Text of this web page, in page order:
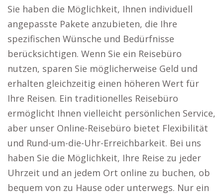
Sie haben die Möglichkeit, Ihnen individuell
angepasste Pakete anzubieten, die Ihre
spezifischen Wünsche und Bedürfnisse
berücksichtigen. Wenn Sie ein Reisebüro
nutzen, sparen Sie möglicherweise Geld und
erhalten gleichzeitig einen höheren Wert für
Ihre Reisen. Ein traditionelles Reisebüro
ermöglicht Ihnen vielleicht persönlichen Service,
aber unser Online-Reisebüro bietet Flexibilität
und Rund-um-die-Uhr-Erreichbarkeit. Bei uns
haben Sie die Möglichkeit, Ihre Reise zu jeder
Uhrzeit und an jedem Ort online zu buchen, ob
bequem von zu Hause oder unterwegs. Nur ein